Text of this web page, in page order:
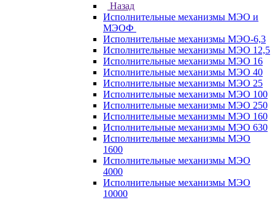
Назад
Исполнительные механизмы МЭО и
МЭОФ
Исполнительные механизмы МЭО-6,3
Исполнительные механизмы МЭО 12,5
Исполнительные механизмы МЭО 16
Исполнительные механизмы МЭО 40
Исполнительные механизмы МЭО 25
Исполнительные механизмы МЭО 100
Исполнительные механизмы МЭО 250
Исполнительные механизмы МЭО 160
Исполнительные механизмы МЭО 630
Исполнительные механизмы МЭО
1600
Исполнительные механизмы МЭО
4000
Исполнительные механизмы МЭО
10000